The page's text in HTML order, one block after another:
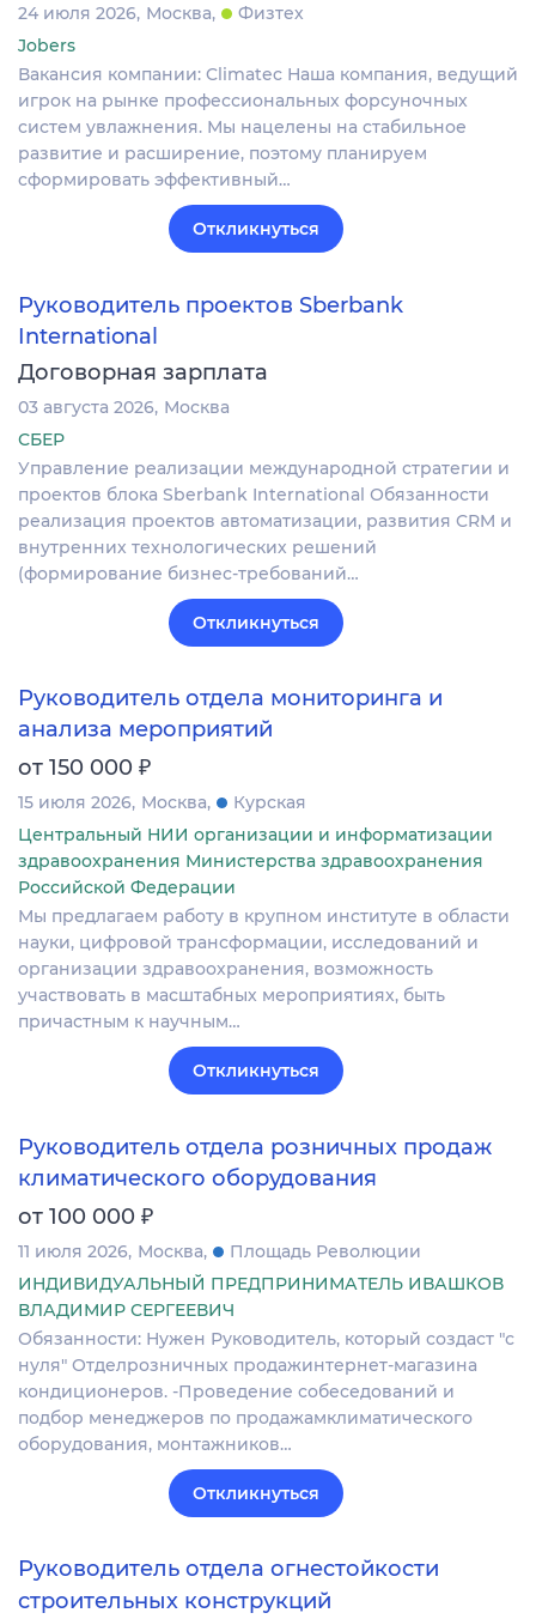
24 июля 2026 Москва
Физтех
Jobers
Вакансия компании: Climatec Наша компания, ведущий
игрок на рынке профессиональных форсуночных
систем увлажнения. Мы нацелены на стабильное
развитие и расширение, поэтому планируем
сформировать эффективный…
Откликнуться
Руководитель проектов Sberbank
International
Договорная зарплата
03 августа 2026 Москва
СБЕР
Управление реализации международной стратегии и
проектов блока Sberbank International Обязанности
реализация проектов автоматизации, развития CRM и
внутренних технологических решений
(формирование бизнес-требований…
Откликнуться
Руководитель отдела мониторинга и
анализа мероприятий
от 150 000 ₽
15 июля 2026 Москва
Курская
Центральный НИИ организации и информатизации
здравоохранения Министерства здравоохранения
Российской Федерации
Мы предлагаем работу в крупном институте в области
науки, цифровой трансформации, исследований и
организации здравоохранения, возможность
участвовать в масштабных мероприятиях, быть
причастным к научным…
Откликнуться
Руководитель отдела розничных продаж
климатического оборудования
от 100 000 ₽
11 июля 2026 Москва
Площадь Революции
ИНДИВИДУАЛЬНЫЙ ПРЕДПРИНИМАТЕЛЬ ИВАШКОВ
ВЛАДИМИР СЕРГЕЕВИЧ
Обязанности: Нужен Руководитель, который создаст "с
нуля" Отделрозничных продажинтернет-магазина
кондиционеров. -Проведение собеседований и
подбор менеджеров по продажамклиматического
оборудования, монтажников…
Откликнуться
Руководитель отдела огнестойкости
строительных конструкций